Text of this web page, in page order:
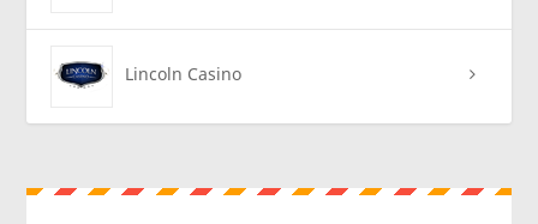
Lincoln Casino